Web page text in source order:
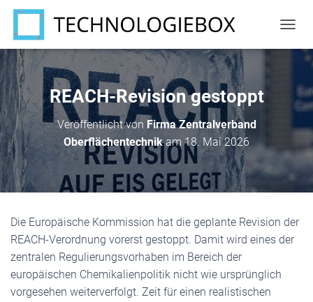
A
N
M
S
H
REACH-Revision gestoppt
Veröffentlicht von Firma Zentralverband
Oberflächentechnikam 18. Mai 2026
Die Europäische Kommission hat die geplante Revision der
REACH-Verordnung vorerst gestoppt. Damit wird eines der
zentralen Regulierungsvorhaben im Bereich der
europäischen Chemikalienpolitik nicht wie ursprünglich
vorgesehen weiterverfolgt. Zeit für einen realistischen